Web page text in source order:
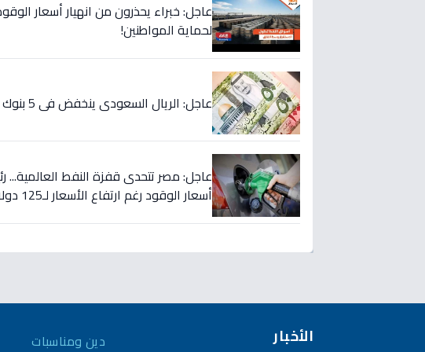
عاجل: خبراء يحذرون من انهيار أسعار
لحماية المواطنين!
عاجل: الريال السعودي ينخفض في 5 بنوك كبرى… هل ستبدأ الموجة؟ (تفاصيل الأسعار)
عاجل: مصر تتحدى قفزة النفط
أسعار الوقود رغم ارتفاع الأسعار لـ125 دولاراً؟
الأخبار دين ومناسبات